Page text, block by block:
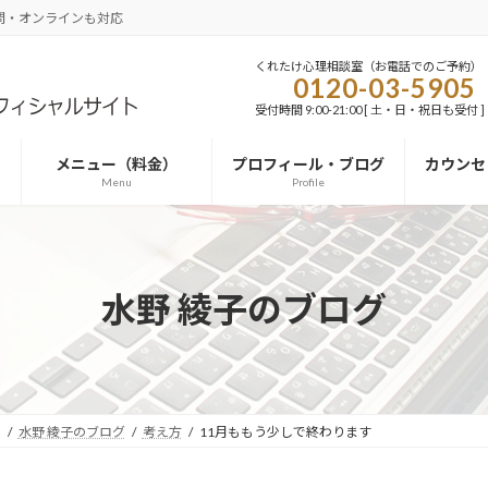
・オンラインも対応
くれたけ心理相談室（お電話でのご予約）
0120-03-5905
受付時間 9:00-21:00 [ 土・日・祝日も受付 ]
メニュー（料金）
Menu
プロフィール・ブログ
Profile
カウン
水野 綾子のブログ
水野 綾子のブログ 考え方 11月ももう少しで終わります